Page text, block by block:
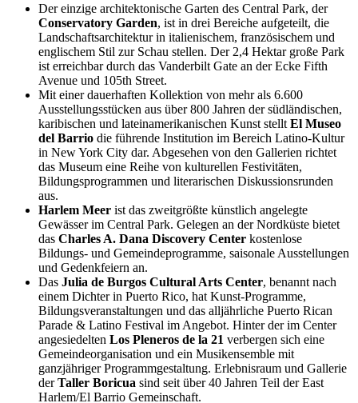
Der einzige architektonische Garten des Central Park, der
Conservatory Garden, ist in drei Bereiche aufgeteilt, die
Landschaftsarchitektur in italienischem, französischem und
englischem Stil zur Schau stellen. Der 2,4 Hektar große Park
ist erreichbar durch das Vanderbilt Gate an der Ecke Fifth
Avenue und 105th Street.
Mit einer dauerhaften Kollektion von mehr als 6.600
Ausstellungsstücken aus über 800 Jahren der südländischen,
karibischen und lateinamerikanischen Kunst stellt El Museo
del Barrio die führende Institution im Bereich Latino-Kultur
in New York City dar. Abgesehen von den Gallerien richtet
das Museum eine Reihe von kulturellen Festivitäten,
Bildungsprogrammen und literarischen Diskussionsrunden
aus.
Harlem Meer ist das zweitgrößte künstlich angelegte
Gewässer im Central Park. Gelegen an der Nordküste bietet
das Charles A. Dana Discovery Center kostenlose
Bildungs- und Gemeindeprogramme, saisonale Ausstellungen
und Gedenkfeiern an.
Das Julia de Burgos Cultural Arts Center, benannt nach
einem Dichter in Puerto Rico, hat Kunst-Programme,
Bildungsveranstaltungen und das alljährliche Puerto Rican
Parade & Latino Festival im Angebot. Hinter der im Center
angesiedelten Los Pleneros de la 21 verbergen sich eine
Gemeindeorganisation und ein Musikensemble mit
ganzjähriger Programmgestaltung. Erlebnisraum und Gallerie
derTaller Boricua sind seit über 40 Jahren Teil der East
Harlem/El Barrio Gemeinschaft.